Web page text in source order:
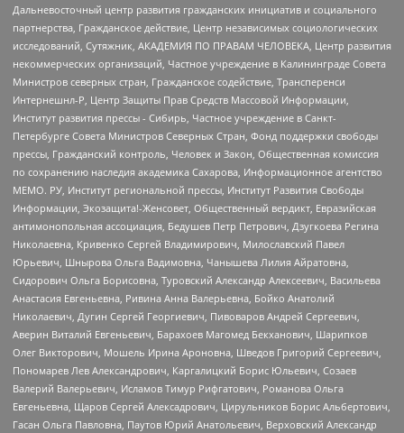
Дальневосточный центр развития гражданских инициатив и социального
партнерства, Гражданское действие, Центр независимых социологических
исследований, Сутяжник, АКАДЕМИЯ ПО ПРАВАМ ЧЕЛОВЕКА, Центр развития
некоммерческих организаций, Частное учреждение в Калининграде Совета
Министров северных стран, Гражданское содействие, Трансперенси
Интернешнл-Р, Центр Защиты Прав Средств Массовой Информации,
Институт развития прессы - Сибирь, Частное учреждение в Санкт-
Петербурге Совета Министров Северных Стран, Фонд поддержки свободы
прессы, Гражданский контроль, Человек и Закон, Общественная комиссия
по сохранению наследия академика Сахарова, Информационное агентство
МЕМО. РУ, Институт региональной прессы, Институт Развития Свободы
Информации, Экозащита!-Женсовет, Общественный вердикт, Евразийская
антимонопольная ассоциация, Бедушев Петр Петрович, Дзугкоева Регина
Николаевна, Кривенко Сергей Владимирович, Милославский Павел
Юрьевич, Шнырова Ольга Вадимовна, Чанышева Лилия Айратовна,
Сидорович Ольга Борисовна, Туровский Александр Алексеевич, Васильева
Анастасия Евгеньевна, Ривина Анна Валерьевна, Бойко Анатолий
Николаевич, Дугин Сергей Георгиевич, Пивоваров Андрей Сергеевич,
Аверин Виталий Евгеньевич, Барахоев Магомед Бекханович, Шарипков
Олег Викторович, Мошель Ирина Ароновна, Шведов Григорий Сергеевич,
Пономарев Лев Александрович, Каргалицкий Борис Юльевич, Созаев
Валерий Валерьевич, Исламов Тимур Рифгатович, Романова Ольга
Евгеньевна, Щаров Сергей Алексадрович, Цирульников Борис Альбертович,
Гасан Ольга Павловна, Паутов Юрий Анатольевич, Верховский Александр